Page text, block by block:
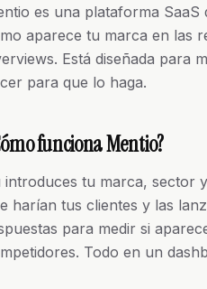
es una plataforma SaaS
aparece tu marca en las
Está diseñada para
para que lo haga.
funciona Mentio?
introduces tu marca, sector
harían tus clientes y las
para medir si
Todo en un